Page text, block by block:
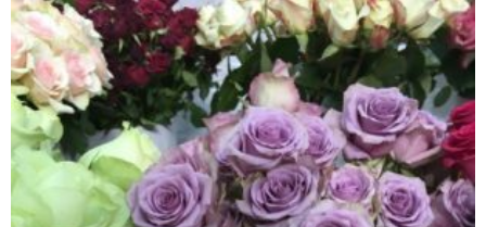
シ
ノ
ユ
ト
リ